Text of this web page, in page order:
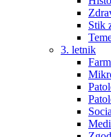
Stik
3. letnik